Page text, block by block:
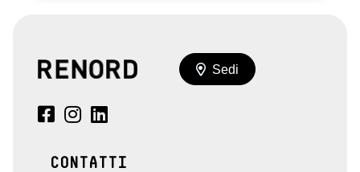
Sedi
CONTATTI